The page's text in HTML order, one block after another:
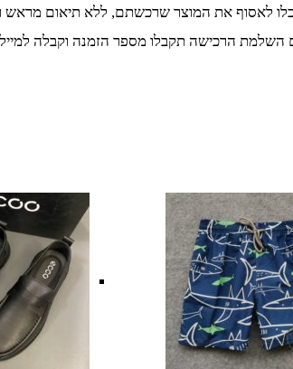
לאסוף את המוצר שרכשתם, ללא תיאום מראש
השלמת הרכישה תקבלו מספר הזמנה וקבלה